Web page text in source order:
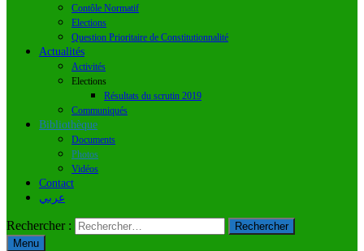
Contôle Normatif
Elections
Question Prioritaire de Constitutionnalité
Actualités
Activités
Elections
Résultats du scrutin 2019
Communiqués
Bibliothèque
Documents
Photos
Vidéos
Contact
عربي
Rechercher :
Menu